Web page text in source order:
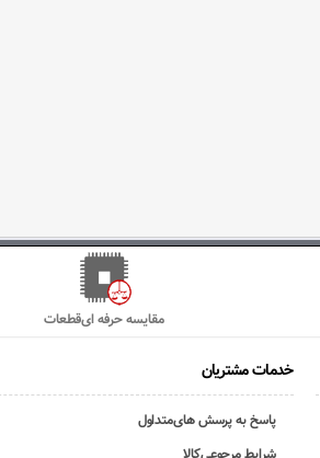
مقایسه حرفه ای‌قطعات
خدمات مشتریان
پاسخ به پرسش های‌متداول